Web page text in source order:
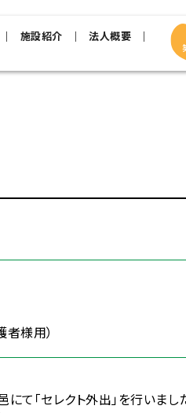
施設紹介
法人概要
者様用）
て「セレクト外出」を行いまし